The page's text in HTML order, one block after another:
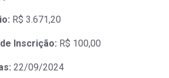
R$ 3.671,20
Inscrição: R$ 100,00
22/09/2024